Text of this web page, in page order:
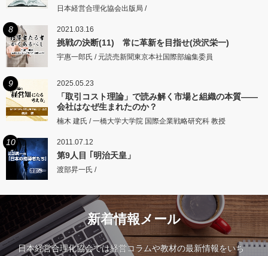
日本経営合理化協会出版局 /
8 2021.03.16
挑戦の決断(11) 常に革新を目指せ(渋沢栄一)
宇惠一郎氏 / 元読売新聞東京本社国際部編集委員
9 2025.05.23
「取引コスト理論」で読み解く市場と組織の本質――
会社はなぜ生まれたのか？
楠木 建氏 / 一橋大学大学院 国際企業戦略研究科 教授
10 2011.07.12
第9人目 ｢明治天皇」
渡部昇一氏 /
新着情報メール
日本経営合理化協会では経営コラムや教材の最新情報をいち